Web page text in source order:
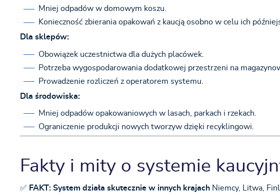
Mniej odpadów w domowym koszu.
Konieczność zbierania opakowań z kaucją osobno w celu ich
Dla sklepów:
Obowiązek uczestnictwa dla dużych placówek.
Potrzeba wygospodarowania dodatkowej przestrzeni na
Prowadzenie rozliczeń z operatorem systemu.
Dla środowiska:
Mniej odpadów opakowaniowych w lasach, parkach i rzekach.
Ograniczenie produkcji nowych tworzyw dzięki recyklingowi.
Fakty i mity o systemie
✅ FAKT: System działa skutecznie w innych krajachNiemcy, Litwa,